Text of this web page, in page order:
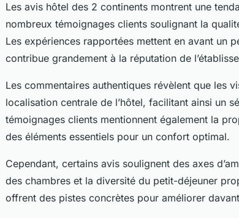
Les avis hôtel des 2 continents montrent une
nombreux témoignages clients soulignant la
Les expériences rapportées mettent en avant un
contribue grandement à la réputation de
Les commentaires authentiques révèlent que les
localisation centrale de l’hôtel, facilitant ainsi un
témoignages clients mentionnent également la
des éléments essentiels pour un confort optimal.
Cependant, certains avis soulignent des axes
des chambres et la diversité du petit-déjeuner
offrent des pistes concrètes pour améliorer